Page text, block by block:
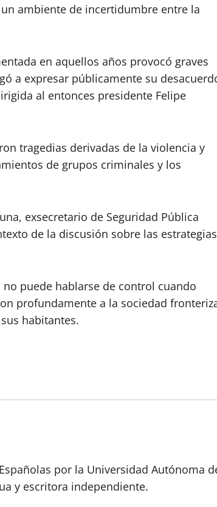
ambiente de incertidumbre entre la
en aquellos años provocó graves
a expresar públicamente su
al entonces presidente Felipe
tragedias derivadas de la violencia y
de grupos criminales y los
exsecretario de Seguridad Pública
de la discusión sobre las estrategias
puede hablarse de control cuando
profundamente a la sociedad
habitantes.
por la Universidad Autónoma
y escritora independiente.